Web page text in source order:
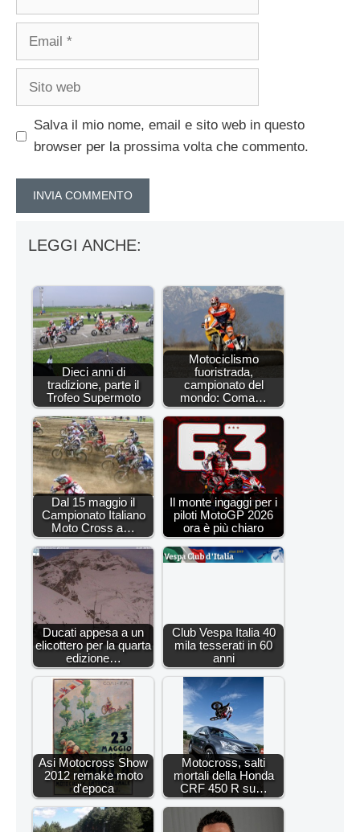
Email
Sito
Salva il mio nome, email e sito web in questo
browser per la prossima volta che commento.
LEGGI ANCHE:
Dieci anni di
tradizione, parte il
Trofeo Supermoto
Motociclismo
fuoristrada,
campionato del
mondo: Coma…
Dal 15 maggio il
Campionato Italiano
Moto Cross a…
Il monte ingaggi per i
piloti MotoGP 2026
ora è più chiaro
Ducati appesa a un
elicottero per la quarta
edizione…
Club Vespa Italia 40
mila tesserati in 60
anni
Asi Motocross Show
2012 remake moto
d'epoca
Motocross, salti
mortali della Honda
CRF 450 R su…